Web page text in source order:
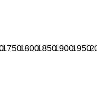
17501800185019001950